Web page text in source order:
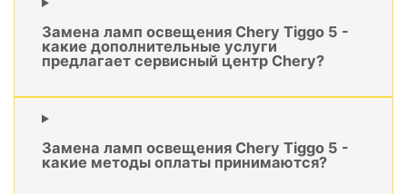
Замена ламп освещения Chery Tiggo 5 -
какие дополнительные услуги
предлагает сервисный центр Chery?
Замена ламп освещения Chery Tiggo 5 -
какие методы оплаты принимаются?